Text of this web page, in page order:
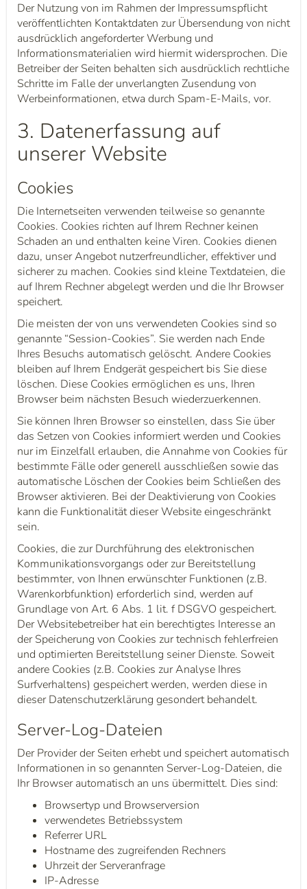
Der Nutzung von im Rahmen der Impressumspflicht
veröffentlichten Kontaktdaten zur Übersendung von nicht
ausdrücklich angeforderter Werbung und
Informationsmaterialien wird hiermit widersprochen. Die
Betreiber der Seiten behalten sich ausdrücklich rechtliche
Schritte im Falle der unverlangten Zusendung von
Werbeinformationen, etwa durch Spam-E-Mails, vor.
3. Datenerfassung auf
unserer Website
Cookies
Die Internetseiten verwenden teilweise so genannte
Cookies. Cookies richten auf Ihrem Rechner keinen
Schaden an und enthalten keine Viren. Cookies dienen
dazu, unser Angebot nutzerfreundlicher, effektiver und
sicherer zu machen. Cookies sind kleine Textdateien, die
auf Ihrem Rechner abgelegt werden und die Ihr Browser
speichert.
Die meisten der von uns verwendeten Cookies sind so
genannte “Session-Cookies”. Sie werden nach Ende
Ihres Besuchs automatisch gelöscht. Andere Cookies
bleiben auf Ihrem Endgerät gespeichert bis Sie diese
löschen. Diese Cookies ermöglichen es uns, Ihren
Browser beim nächsten Besuch wiederzuerkennen.
Sie können Ihren Browser so einstellen, dass Sie über
das Setzen von Cookies informiert werden und Cookies
nur im Einzelfall erlauben, die Annahme von Cookies für
bestimmte Fälle oder generell ausschließen sowie das
automatische Löschen der Cookies beim Schließen des
Browser aktivieren. Bei der Deaktivierung von Cookies
kann die Funktionalität dieser Website eingeschränkt
sein.
Cookies, die zur Durchführung des elektronischen
Kommunikationsvorgangs oder zur Bereitstellung
bestimmter, von Ihnen erwünschter Funktionen (z.B.
Warenkorbfunktion) erforderlich sind, werden auf
Grundlage von Art. 6 Abs. 1 lit. f DSGVO gespeichert.
Der Websitebetreiber hat ein berechtigtes Interesse an
der Speicherung von Cookies zur technisch fehlerfreien
und optimierten Bereitstellung seiner Dienste. Soweit
andere Cookies (z.B. Cookies zur Analyse Ihres
Surfverhaltens) gespeichert werden, werden diese in
dieser Datenschutzerklärung gesondert behandelt.
Server-Log-Dateien
Der Provider der Seiten erhebt und speichert automatisch
Informationen in so genannten Server-Log-Dateien, die
Ihr Browser automatisch an uns übermittelt. Dies sind:
Browsertyp und Browserversion
verwendetes Betriebssystem
Referrer URL
Hostname des zugreifenden Rechners
Uhrzeit der Serveranfrage
IP-Adresse